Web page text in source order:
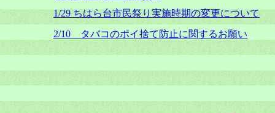
1/29 ちはら台市民祭り実施時期の変更について
2/10 タバコのポイ捨て防止に関するお願い